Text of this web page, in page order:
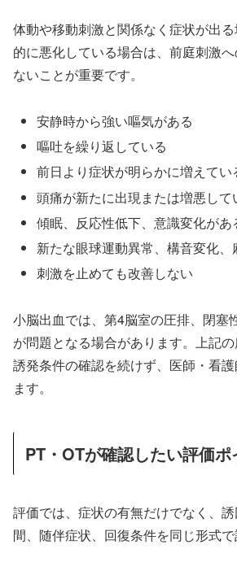
体動や移動刺激と関係なく症状が出
的に悪化している場合は、前庭刺激
ないことが重要です。
安静時から強い嘔気がある
嘔吐を繰り返している
前日より症状が明らかに増えてい
頭痛が新たに出現または増悪して
傾眠、反応性低下、意識変化があ
新たな眼球運動異常、構音変化、
刺激を止めても改善しない
小脳出血では、第4脳室の圧排、閉塞
が問題となる場合があります。上記の
誘発条件の確認を続けず、医師・看
ます。
PT・OTが確認したい評価ポ
評価では、症状の有無だけでなく、
間、随伴症状、回復条件を同じ形式で